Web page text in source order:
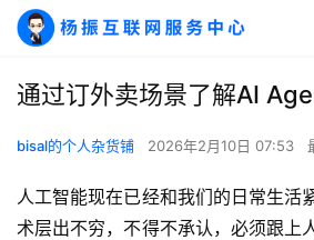
通过订外卖场景了解AI
bisal的个人杂货铺 2026年2月10日 07:53
人工智能现在已经和我们的日常生活
术层出不穷，不得不承认，必须跟上